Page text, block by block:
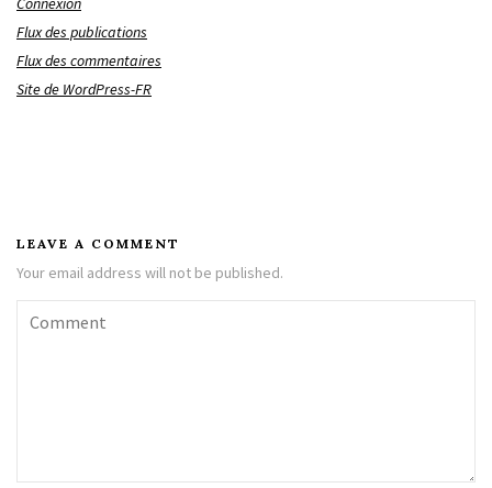
Flux des publications
Flux des commentaires
Site de WordPress-FR
LEAVE A COMMENT
Your email address will not be published.